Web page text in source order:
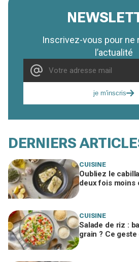
Inscrivez-vous pour ne
l’actualité
je m'inscris
DERNIERS
CUISINE
Oubliez le
deux fois moins
CUISINE
Salade de riz :
grain ? Ce